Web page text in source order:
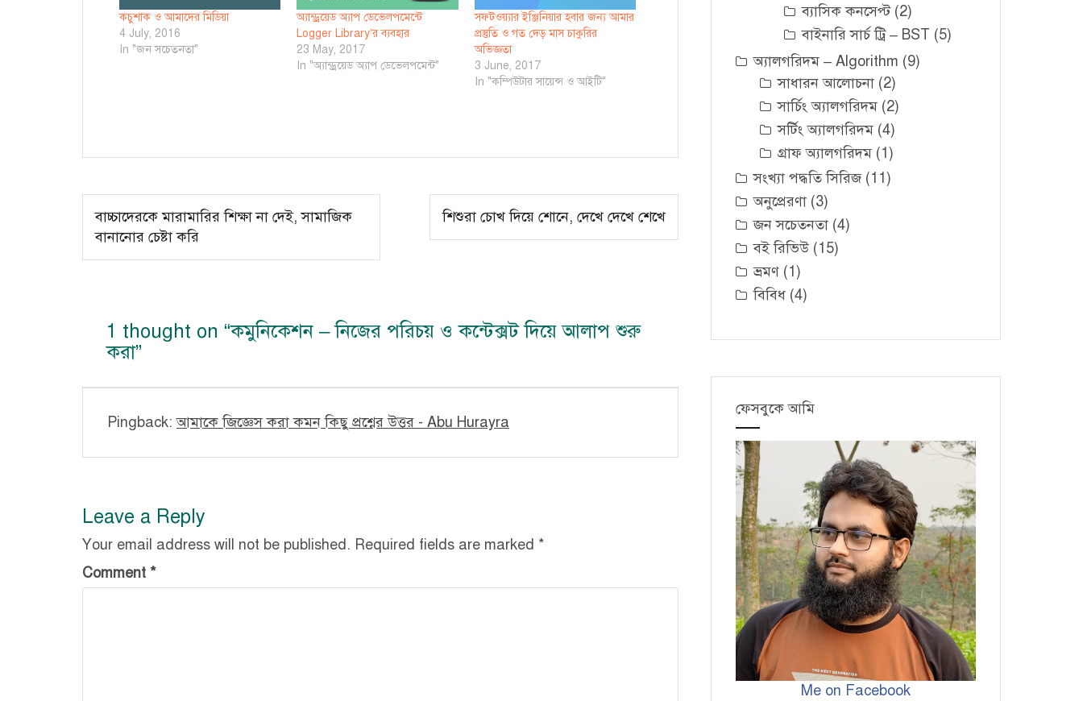
কচুশাক ও আমাদের মিডিয়া
4 July, 2016
In "জন সচেতনতা"
অ্যান্ড্রয়েড অ্যাপ ডেভেলপমেন্টে
Logger Library’র ব্যবহার
23 May, 2017
In "অ্যান্ড্রয়েড অ্যাপ ডেভেলপমেন্ট"
সফটওয়্যার ইঞ্জিনিয়ার হবার জন্য আমার
প্রস্তুতি ও গত দেড় মাস চাকুরির
অভিজ্ঞতা
3 June, 2017
In "কম্পিউটার সায়েন্স ও আইটি"
Post
navigation
বাচ্চাদেরকে মারামারির শিক্ষা না দেই, সামাজিক
বানানোর চেষ্টা করি
শিশুরা চোখ দিয়ে শোনে, দেখে দেখে শেখে
1 thought on “কমুনিকেশন – নিজের পরিচয় ও কন্টেক্সট দিয়ে আলাপ শুরু
করা”
Pingback:আমাকে জিজ্ঞেস করা কমন কিছু প্রশ্নের উত্তর - Abu Hurayra
Leave a Reply
Your email address will not be published. Required fields are marked *
Comment *
ব্যাসিক কনসেপ্ট(2)
বাইনারি সার্চ ট্রি – BST (5)
অ্যালগরিদম – Algorithm (9)
সাধারন আলোচনা (2)
সার্চিং অ্যালগরিদম (2)
সর্টিং অ্যালগরিদম (4)
গ্রাফ অ্যালগরিদম (1)
সংখ্যা পদ্ধতি সিরিজ (11)
অনুপ্রেরণা (3)
জন সচেতনতা (4)
বই রিভিউ (15)
ভ্রমণ (1)
বিবিধ (4)
ফেসবুকে আমি
Me on Facebook